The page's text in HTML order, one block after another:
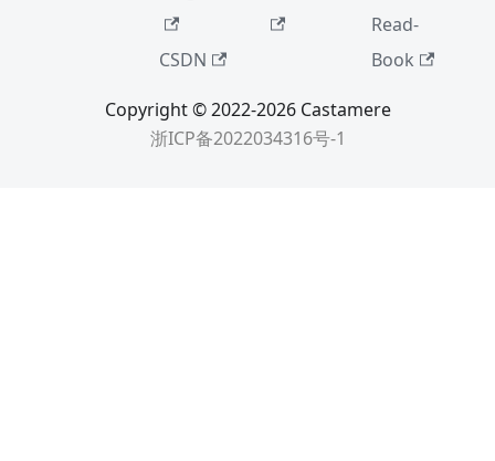
CSDN
Read-
Book
Copyright © 2022-2026 Castamere
浙ICP备2022034316号-1